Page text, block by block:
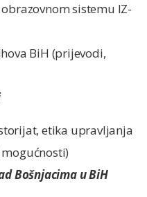
sistemu IZ-
BiH (prijevodi,
etika upravljanja
Bošnjacima u BiH